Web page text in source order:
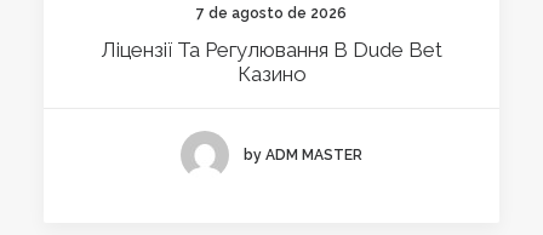
7 de agosto de 2026
Ліцензії Та Регулювання В Dude Bet
Казино
by ADM MASTER